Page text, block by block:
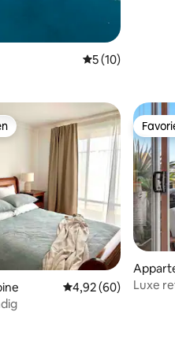
Gemiddelde
5 (10)
op 5, 25 recensies
Gemiddelde
4,92 (60)
Luxe